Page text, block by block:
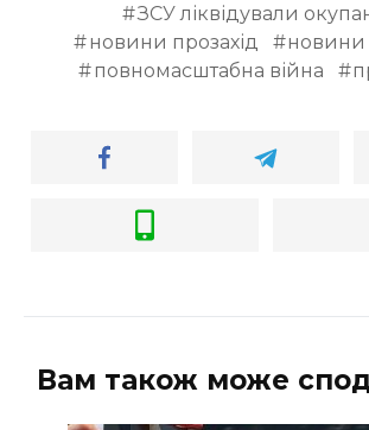
ЗСУ ліквідували
новини прозахід
новини
повномасштабна війна
Вам також може